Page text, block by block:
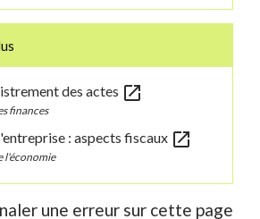
des actes open_in_new
finances
: aspects fiscaux open_in_new
l'économie
une erreur sur cette page